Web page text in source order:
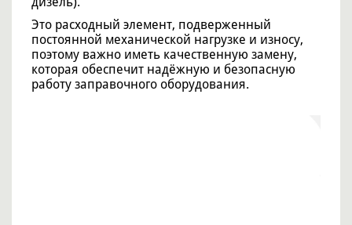
Это расходный элемент, подверженный
постоянной механической нагрузке и износу,
поэтому важно иметь качественную замену,
которая обеспечит надёжную и безопасную
работу заправочного оборудования.